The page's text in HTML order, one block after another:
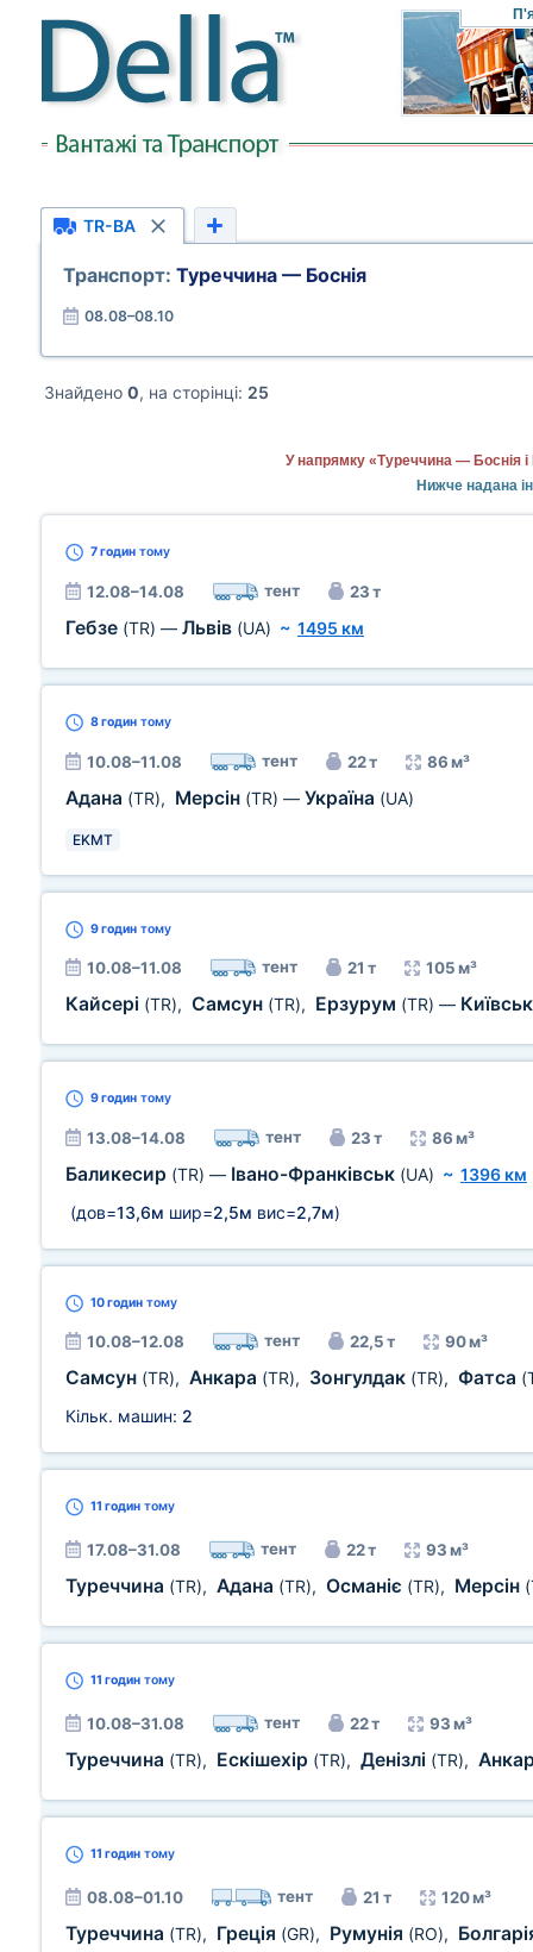
TR-BA
Транспорт: Туреччина — Боснія
08.08–08.10
Знайдено 0, на сторінці: 25
У напрямку «Туреччина — Боснія
Нижче надана
7 годин тому
12.08–14.08 тент 23 т
Гебзе (TR) — Львів (UA) ~ 1495 км
8 годин тому
10.08–11.08 тент 22 т 86 м³
Адана (TR), Мерсін (TR) — Україна (UA)
EKMT
9 годин тому
10.08–11.08 тент 21 т 105 м³
Кайсері (TR), Самсун (TR), Ерзурум (TR) —
9 годин тому
13.08–14.08 тент 23 т 86 м³
Баликесир (TR) — Івано-Франківськ (UA) ~ 1396 км
(дов=13,6м шир=2,5м вис=2,7м)
10 годин тому
10.08–12.08 тент 22,5 т 90 м³
Самсун (TR), Анкара (TR), Зонгулдак (TR), Фатса
Кільк. машин: 2
11 годин тому
17.08–31.08 тент 22 т 93 м³
Туреччина (TR), Адана (TR), Османіє (TR), Мерсін
11 годин тому
10.08–31.08 тент 22 т 93 м³
Туреччина (TR), Ескішехір (TR), Денізлі (TR),
11 годин тому
08.08–01.10 тент 21 т 120 м³
Туреччина (TR), Греція (GR), Румунія (RO),